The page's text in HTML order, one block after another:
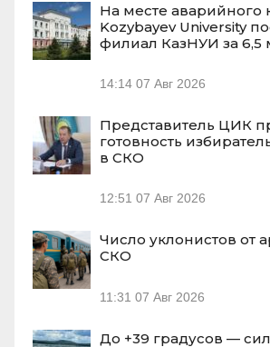
На месте аварийного
Kozybayev University
филиал КазНУИ за 6,5
14:14 07 Авг 2026
Представитель ЦИК
готовность
в СКО
12:51 07 Авг 2026
Число уклонистов от
СКО
11:31 07 Авг 2026
До +39 градусов —